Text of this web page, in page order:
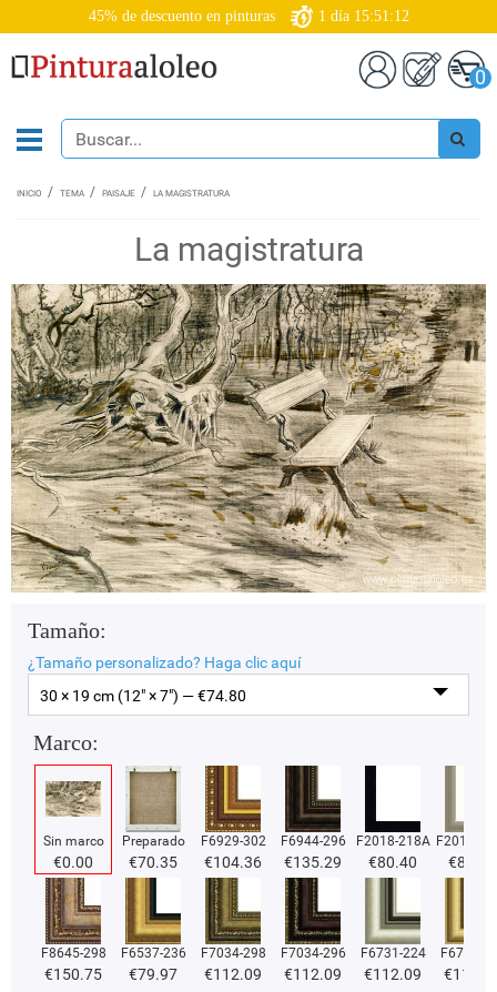
45% de descuento en pinturas 1 día 15:51:11
0
INICIO TEMA PAISAJE LA MAGISTRATURA
La magistratura
Tamaño:
¿Tamaño personalizado? Haga clic aquí
30 × 19 cm (12" × 7") — €74.80
Marco:
Sin marco
€0.00
Preparado
€70.35
F6929-302
€104.36
F6944-296
€135.29
F2018-218A
€80.40
F2018-
€80.40
F8645-298
€150.75
F6537-236
€79.97
F7034-298
€112.09
F7034-296
€112.09
F6731-224
€112.09
F6731-
€